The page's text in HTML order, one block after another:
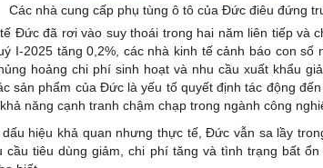
Các nhà cung cấp phụ tùng ô tô của Đức điêu đứng
Đức đã rơi vào suy thoái trong hai năm liên tiếp và
I-2025 tăng 0,2%, các nhà kinh tế cảnh báo con
hoảng chi phí sinh hoạt và nhu cầu xuất khẩu
sản phẩm của Đức là yếu tố quyết định tác động
năng cạnh tranh chậm chạp trong ngành công
dấu hiệu khả quan nhưng thực tế, Đức vẫn sa lầy
cầu tiêu dùng giảm, chi phí tăng và tình trạng bất